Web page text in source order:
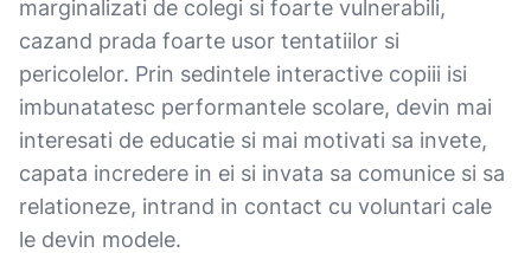
marginalizati de colegi si foarte vulnerabili,
cazand prada foarte usor tentatiilor si
pericolelor. Prin sedintele interactive copiii isi
imbunatatesc performantele scolare, devin mai
interesati de educatie si mai motivati sa invete,
capata incredere in ei si invata sa comunice si sa
relationeze, intrand in contact cu voluntari cale
le devin modele.